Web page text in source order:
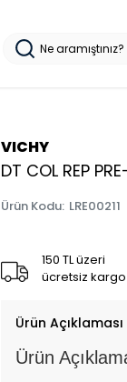
VICHY
DT COL REP
Ürün Kodu: LRE00211
150 TL üzeri
ücretsiz kargo
Ürün Açıklaması
Ürün